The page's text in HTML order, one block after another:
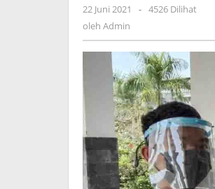
22 Juni 2021
oleh
- 4526 Dilihat
oleh Admin